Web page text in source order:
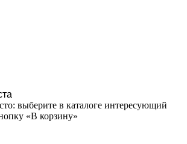
выберите в каталоге интересующий
«В корзину»